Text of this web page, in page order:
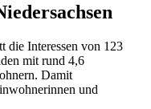
die Interessen von 123
mit rund 4,6
Damit
und